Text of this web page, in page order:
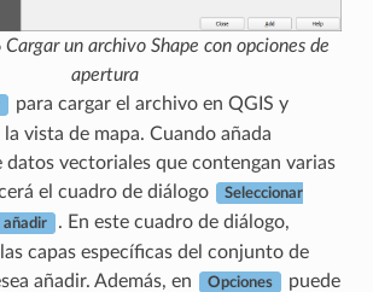
Cargar un archivo Shape con opciones de
apertura
para cargar el archivo en QGIS y
vista de mapa. Cuando añada
datos vectoriales que contengan varias
el cuadro de diálogo
Seleccionar
añadir
. En este cuadro de diálogo,
capas específicas del conjunto de
añadir. Además, en
Opciones
puede